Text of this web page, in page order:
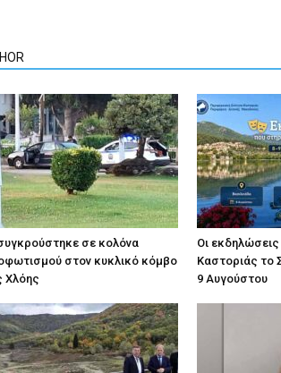
σε κολόνα
στον κυκλικό κόμβο
Χλόης
Οι εκδηλώσεις
Καστοριάς το
9 Αυγούστου